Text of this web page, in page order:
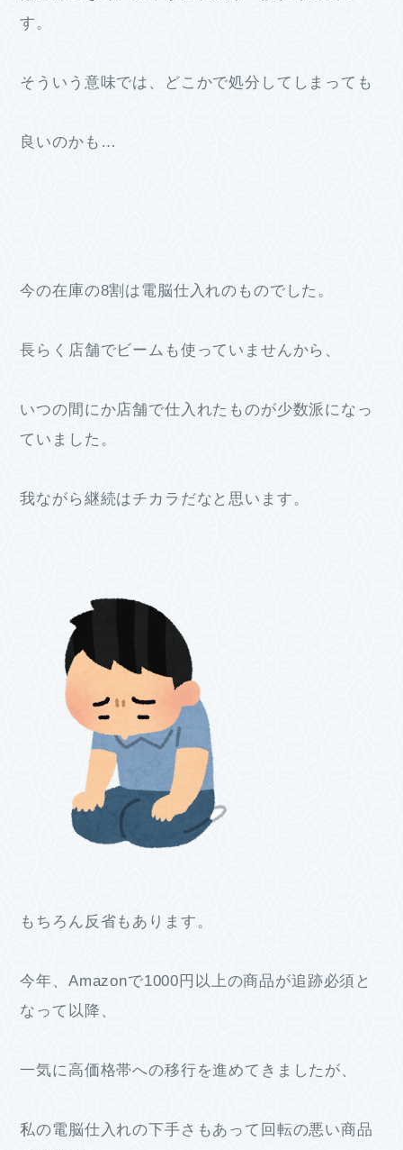
す。
そういう意味では、どこかで処分してしまっても
良いのかも…
今の在庫の8割は電脳仕入れのものでした。
長らく店舗でビームも使っていませんから、
いつの間にか店舗で仕入れたものが少数派になっ
ていました。
我ながら継続はチカラだなと思います。
もちろん反省もあります。
今年、Amazonで1000円以上の商品が追跡必須と
なって以降、
一気に高価格帯への移行を進めてきましたが、
私の電脳仕入れの下手さもあって回転の悪い商品